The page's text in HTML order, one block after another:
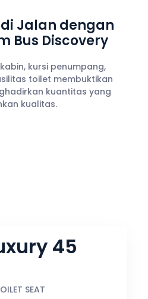
Jalan dengan
Bus Discovery
kursi penumpang,
toilet membuktikan
kuantitas yang
kualitas.
45
SEAT